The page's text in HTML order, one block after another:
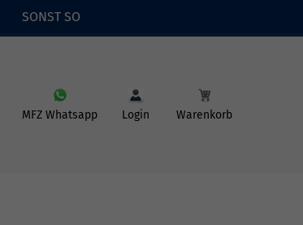
SONST SO
MFZ Whatsapp Login Warenkorb